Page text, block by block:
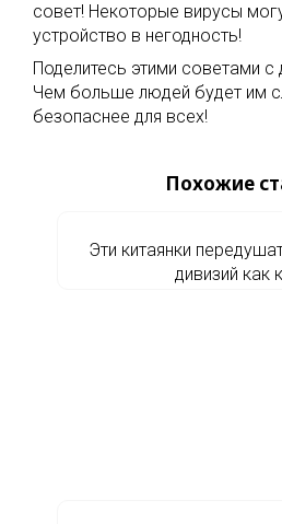
совет! Некоторые вирусы
устройство в негодность!
Поделитесь этими советами с
Чем больше людей будет им
безопаснее для всех!
Похожие
Эти китаянки
дивизий как